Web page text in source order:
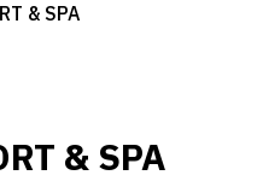
& SPA
& SPA